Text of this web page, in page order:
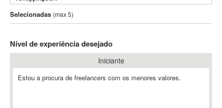
3DS Max
3GSM
802.11
A-GPS
Selecionadas (max 5)
Nível de experiência desejado
Iniciante
Estou a procura de freelancers com os menores valores.